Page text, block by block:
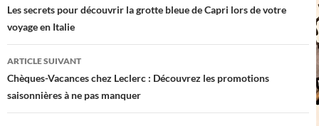
des
articles
Les secrets pour découvrir la grotte bleue de Capri lors de votre
voyage en Italie
ARTICLE SUIVANT
Chèques-Vacances chez Leclerc : Découvrez les promotions
saisonnières à ne pas manquer